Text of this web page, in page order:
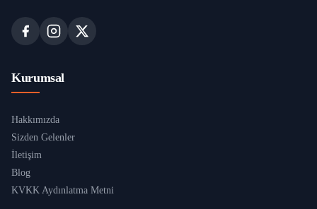
Kurumsal
Hakkımızda
Sizden Gelenler
İletişim
Blog
KVKK Aydınlatma Metni